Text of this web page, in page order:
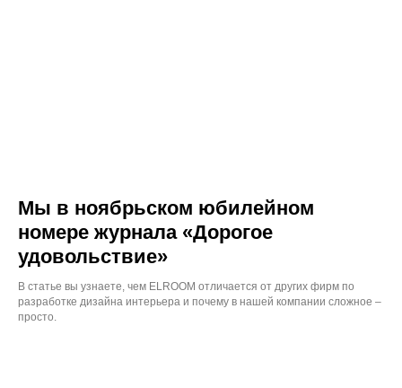
Мы в ноябрьском юбилейном
номере журнала «Дорогое
удовольствие»
В статье вы узнаете, чем ELROOM отличается от других фирм по
разработке дизайна интерьера и почему в нашей компании сложное –
просто.